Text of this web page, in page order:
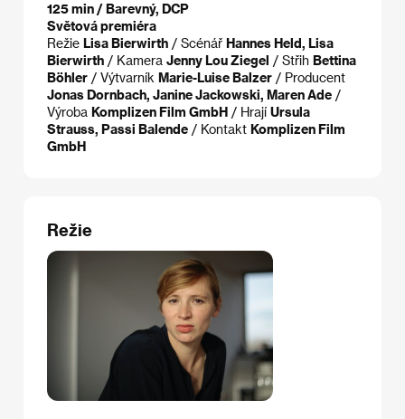
125 min / Barevný, DCP
Světová premiéra
Režie Lisa Bierwirth / Scénář Hannes Held, Lisa
Bierwirth / Kamera Jenny Lou Ziegel / Střih Bettina
Böhler / Výtvarník Marie-Luise Balzer / Producent
Jonas Dornbach, Janine Jackowski, Maren Ade /
Výroba Komplizen Film GmbH / Hrají Ursula
Strauss, Passi Balende / Kontakt Komplizen Film
GmbH
Režie